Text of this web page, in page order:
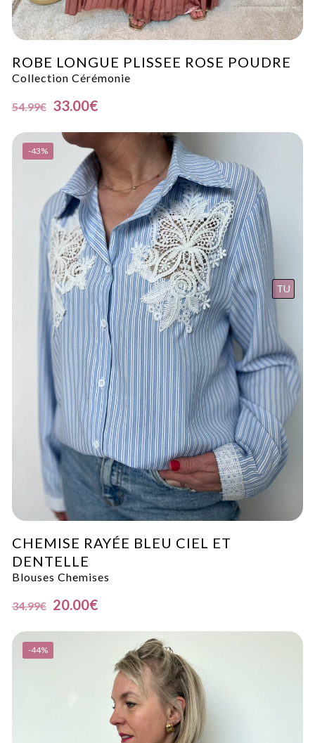
ROBE LONGUE PLISSEE ROSE POUDRE
Collection Cérémonie
54.99€ 33.00€
-43%
CHEMISE RAYÉE BLEU CIEL ET
DENTELLE
Blouses Chemises
TU
34.99€ 20.00€
-44%